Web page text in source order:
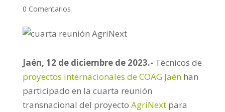
0 Comentarios
Jaén, 12 de diciembre de 2023.- Técnicos de
proyectos internacionales de COAG Jaénhan
participado en la cuarta reunión
transnacional del proyecto AgriNextpara